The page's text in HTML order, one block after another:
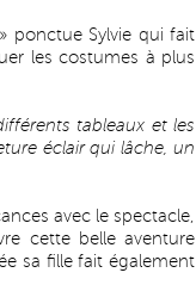
» ponctue Sylvie qui fait
les costumes à plus
tableaux et les
éclair qui lâche, un
avec le spectacle,
cette belle aventure
sa fille fait également